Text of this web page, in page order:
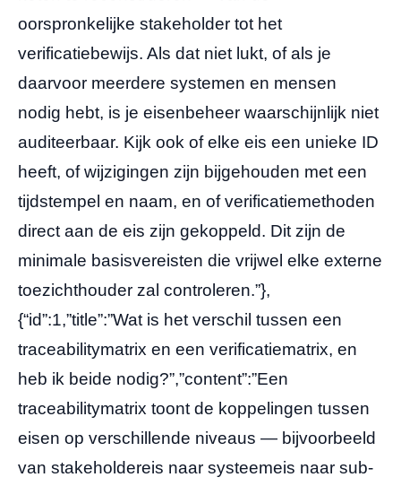
oorspronkelijke stakeholder tot het
verificatiebewijs. Als dat niet lukt, of als je
daarvoor meerdere systemen en mensen
nodig hebt, is je eisenbeheer waarschijnlijk niet
auditeerbaar. Kijk ook of elke eis een unieke ID
heeft, of wijzigingen zijn bijgehouden met een
tijdstempel en naam, en of verificatiemethoden
direct aan de eis zijn gekoppeld. Dit zijn de
minimale basisvereisten die vrijwel elke externe
toezichthouder zal controleren.”},
{“id”:1,”title”:”Wat is het verschil tussen een
traceabilitymatrix en een verificatiematrix, en
heb ik beide nodig?”,”content”:”Een
traceabilitymatrix toont de koppelingen tussen
eisen op verschillende niveaus — bijvoorbeeld
van stakeholdereis naar systeemeis naar sub-